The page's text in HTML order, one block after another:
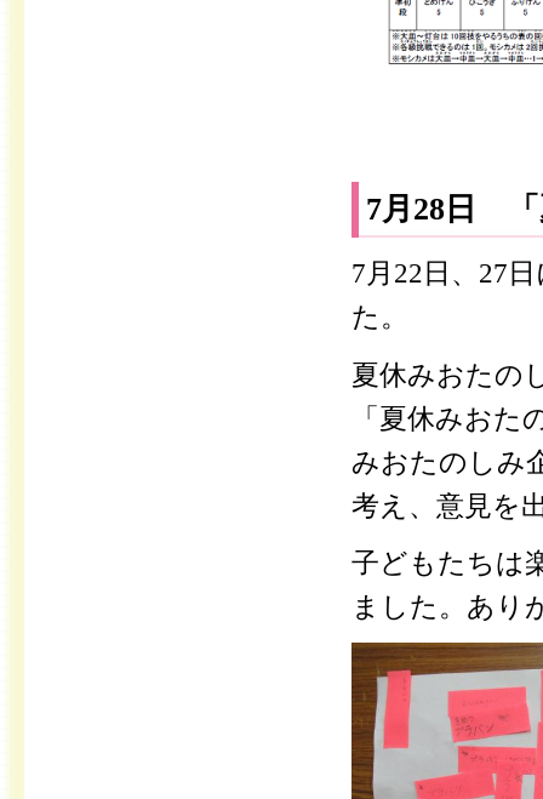
7月28日 「
7月22日、27
た。
夏休みおたの
「夏休みお
みおたのしみ
考え、意見を
子どもたちは
ました。あり